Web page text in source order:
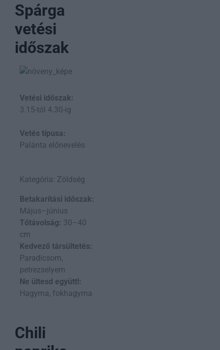
Spárga
vetési
időszak
Vetési időszak:
3.15-tól 4.30-ig
Vetés típusa:
Palánta előnevelés
Kategória: Zöldség
Betakarítási időszak:
Május–június
Tőtávolság: 30–40
cm
Kedvező társültetés:
Paradicsom,
petrezselyem
Ne ültesd együtt!:
Hagyma, fokhagyma
Chili